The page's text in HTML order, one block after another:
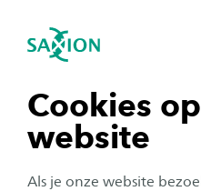
Cookies
website
Als je onze website
Navigatie openen
tonen
tonen
sluiten